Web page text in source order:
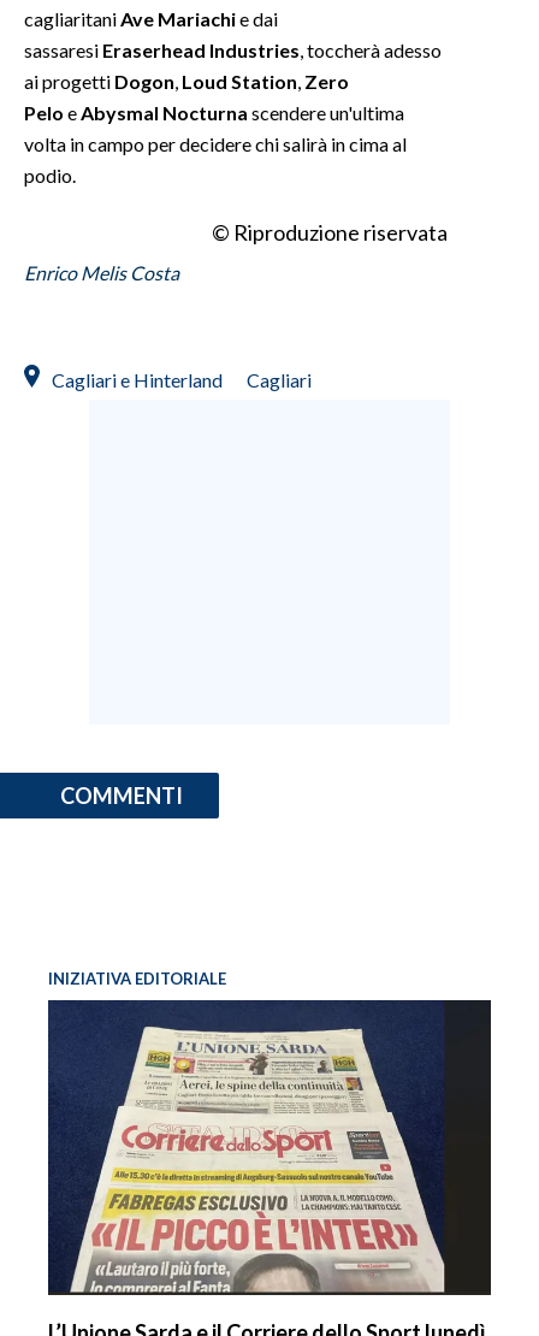
cagliaritani Ave Mariachie dai
sassaresi Eraserhead Industries , toccherà adesso
ai progetti Dogon Loud Station Zero
Pelo e Abysmal Nocturna scendere un'ultima
volta in campo per decidere chi salirà in cima al
podio.
© Riproduzione riservata
Enrico Melis Costa
Cagliari e Hinterland Cagliari
COMMENTI
INIZIATIVA EDITORIALE